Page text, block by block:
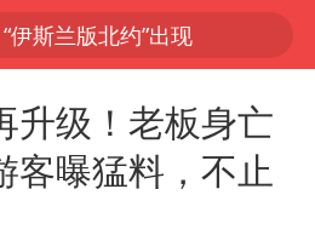
外国游客的“中国游三件套”火了
以军士兵把枪口对准中国记者
升级！老板身亡
客曝猛料，不止